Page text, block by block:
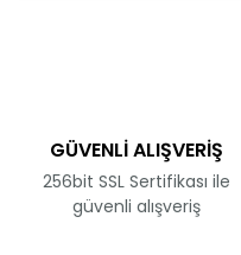
GÜVENLİ ALIŞVERİŞ
256bit SSL Sertifikası ile
güvenli alışveriş